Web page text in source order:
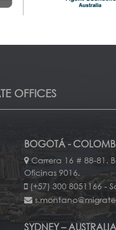
OFFICES
BOGOTÁ -
Carrera 16 # 88-81.
Oficinas 9016.
(+57) 300 8051166 -
SYDNEY – AUSTRALIA